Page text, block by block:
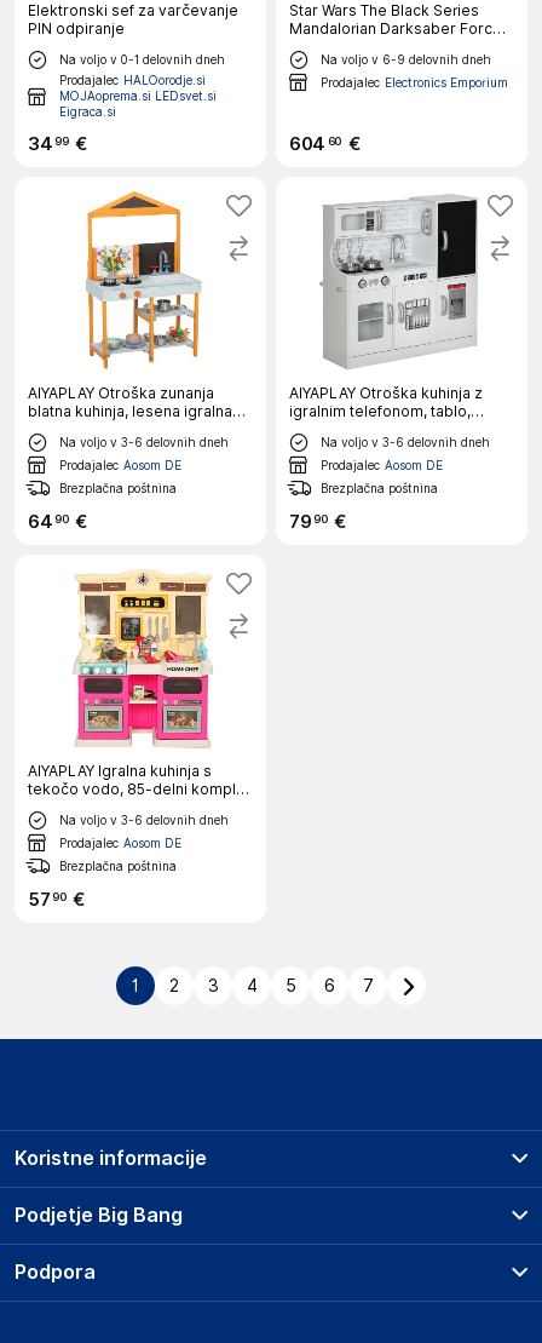
Elektronski sef za varčevanje
PIN odpiranje
Na voljo v 0-1 delovnih dneh
Prodajalec HALOorodje.si
MOJAoprema.si LEDsvet.si
Eigraca.si
3499 €
Star Wars The Black Series
Mandalorian Darksaber Force
FX Elite Lightsaber z
naprednimi LED, zvočnimi
učinki, zbirateljskimi igrami za
Na voljo v 6-9 delovnih dneh
Prodajalec Electronics Emporium
604 60 €
AIYAPLAY Otroška zunanja
blatna kuhinja, lesena igralna
kuhinja s štedilnikom,
odstranljivim pomivalnim
koritom in policami
Na voljo v 3-6 delovnih dneh
Prodajalec Aosom DE
Brezplačna poštnina
6490 €
AIYAPLAY Otroška kuhinja z
igralnim telefonom, tablo,
mikrovalovno pečico,
štedilnikom, belo
Na voljo v 3-6 delovnih dneh
Prodajalec Aosom DE
Brezplačna poštnina
7990 €
AIYAPLAY Igralna kuhinja s
tekočo vodo, 85-delni komplet
dodatkov, električna pipa
Na voljo v 3-6 delovnih dneh
Prodajalec Aosom DE
Brezplačna poštnina
5790 €
1 2 3 4 5 6 7
Podjetje Big Bang
O podjetju
Koristne informacije
Prodajna mesta
Storitve
Dostava, vnos in odvoz
Podpora